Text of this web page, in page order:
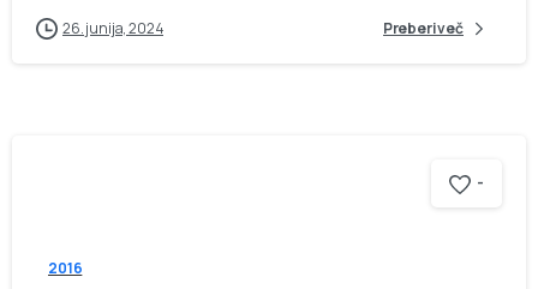
26. junija, 2024 Preberi več
-
2016